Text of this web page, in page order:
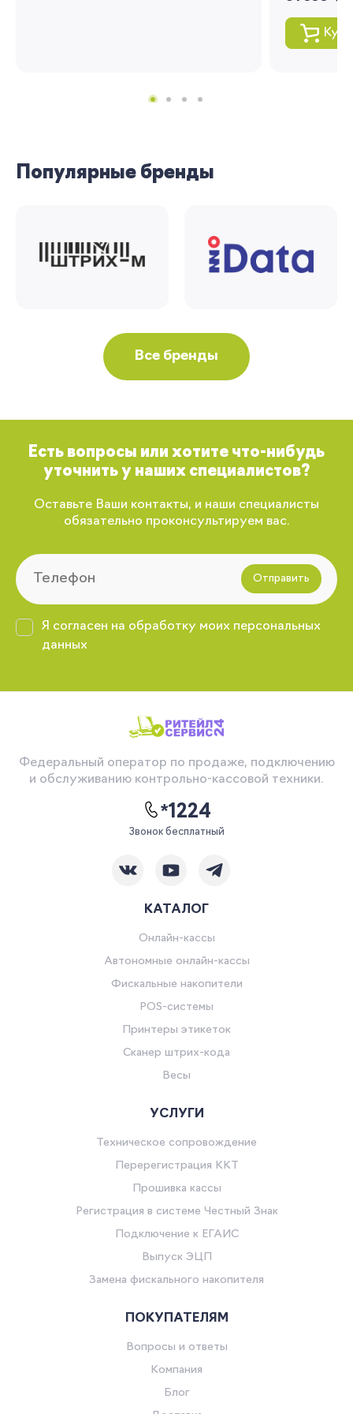
Популярные бренды
Все бренды
Есть вопросы или хотите что-нибудь
уточнить у наших специалистов?
Оставьте Ваши контакты, и наши специалисты
обязательно проконсультируем вас.
Отправить
Я согласен на обработку моих персональных
данных
Федеральный оператор по продаже, подключению
и обслуживанию контрольно-кассовой техники.
*1224
Звонок бесплатный
КАТАЛОГ
Онлайн-кассы
Автономные онлайн-кассы
Фискальные накопители
POS-системы
Принтеры этикеток
Сканер штрих-кода
Весы
УСЛУГИ
Техническое сопровождение
Перерегистрация ККТ
Прошивка кассы
Регистрация в системе Честный Знак
Подключение к ЕГАИС
Выпуск ЭЦП
Замена фискального накопителя
ПОКУПАТЕЛЯМ
Вопросы и ответы
Компания
Блог